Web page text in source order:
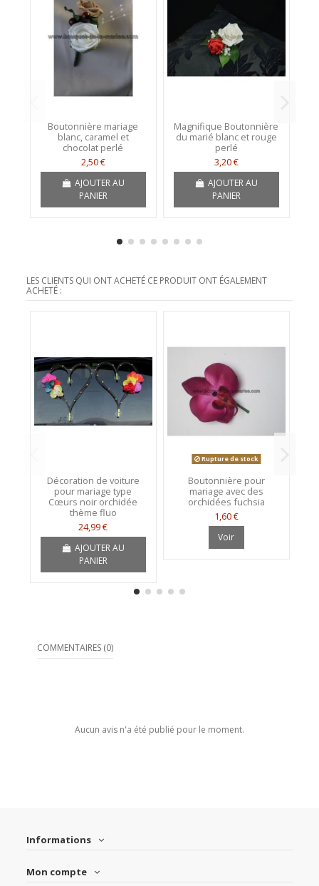
Boutonnière mariage
blanc, caramel et
chocolat perlé
2,50 €
AJOUTER AU
PANIER
Magnifique Boutonnière
du marié blanc et rouge
perlé
3,20 €
AJOUTER AU
PANIER
LES CLIENTS QUI ONT ACHETÉ CE PRODUIT ONT ÉGALEMENT
ACHETÉ :
Décoration de voiture
pour mariage type
Cœurs noir orchidée
thème fluo
24,99 €
AJOUTER AU
PANIER
Rupture de stock
Boutonnière pour
mariage avec des
orchidées fuchsia
1,60 €
Voir
COMMENTAIRES (0)
Aucun avis n'a été publié pour le moment.
Informations
Mon compte